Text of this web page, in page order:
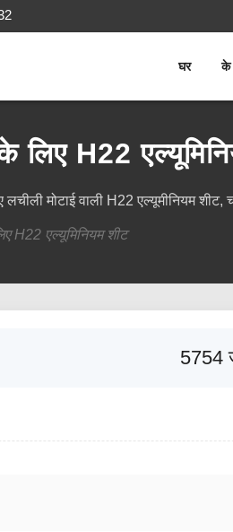
घर के
H22
मोटाई वाली H22 एल्यूमीनियम शीट,
H22 एल्यूमिनियम शीट
5754